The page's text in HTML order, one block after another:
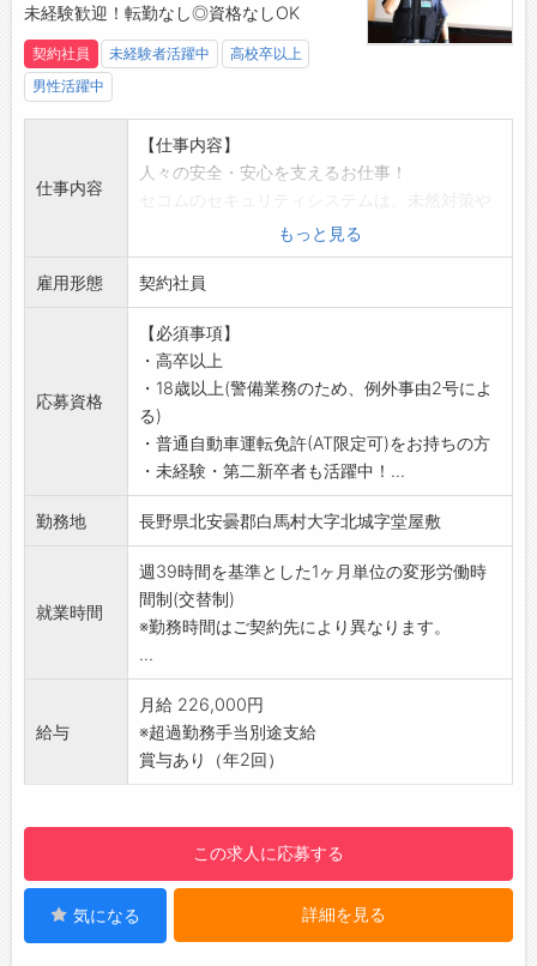
・大手ならではの手厚い手当と福利厚生
・社会情勢・景気の影響を受けにくい
【業務の変更範囲】
【おすすめポイント】
景気の影響に左右されにくい警備業界。
未経験からでもチャレンジできる環境です！
未経験歓迎！転勤なし◎資格なしOK
契約社員 未経験者活躍中
高校卒以上
男性活躍中
仕事内容
【仕事内容】
人々の安全・安心を支えるお仕事！
被害拡大の防止が目的。
いち早く異常の兆候を発見することが重要で、
犯人逮捕や撃退が目的ではありません。
【具体的には】
(1)緊急対処
各種建物センサーに何らかの異常(侵入・設備異
常・火災・救急など)が発生した際に、コントロ
ールセンターから指示のもと対応
(2)ATM障害対応
金融機関のATM(現金自動預払機)に障害が発生
した際の対応
(3)保守点検
ィ機器を定期的にチェックします。万一異常が
ある場合は、修理・交換を行います。
ーーーーーーーーーーーーーーーーー
入社時はもちろん、定期的な研修でしっかりバ
ックアップします。
警備経験や知識がない方も業務は、マニュアル
きましょう。
【仕事のやりがい】
堅苦しいイメージの警備業ですが、現場では人
との触れ合いもあり、感謝の言葉をいただける
等やりがいを感じられます。安全・安心を支え
もっと見る
雇用形態 契約社員
応募資格
【必須事項】
・高卒以上
・18歳以上(警備業務のため、例外事由2号によ
る)
・普通自動車運転免許(AT限定可)をお持ちの方
・未経験・第二新卒者も活躍中！...
勤務地 長野県北安曇郡白馬村大字北城字堂屋敷
就業時間
週39時間を基準とした1ヶ月単位の変形労働時
間制(交替制)
※勤務時間はご契約先により異なります。
...
給与
月給 226,000円
※超過勤務手当別途支給
賞与あり（年2回）
この求人に応募する
気になる 詳細を見る